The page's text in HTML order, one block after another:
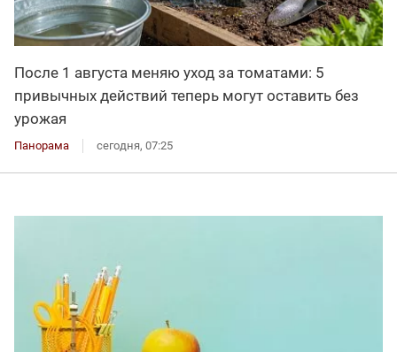
После 1 августа меняю уход за томатами: 5
привычных действий теперь могут оставить без
урожая
Панорама сегодня, 07:25